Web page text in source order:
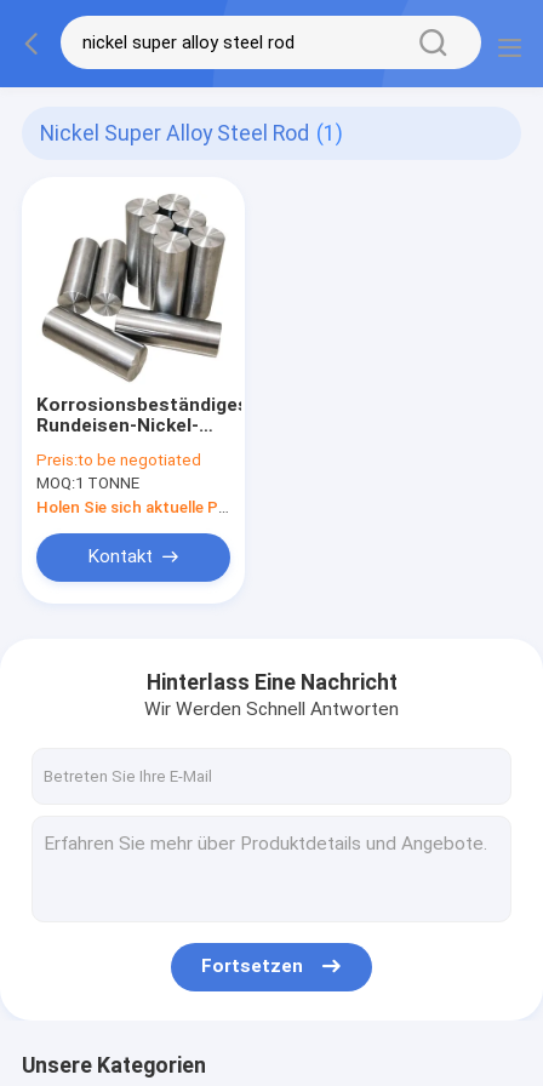
Nickel Super Alloy Steel Rod (1)
Korrosionsbeständiges
Rundeisen-Nickel-
Rod Hastelloy C276
Preis:to be negotiated
MOQ:1 TONNE
Kontakt
Hinterlass Eine Nachricht
Wir Werden Schnell Antworten
Fortsetzen
Unsere Kategorien